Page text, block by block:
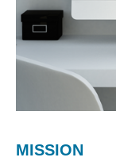
MISSION
VISION
VALUE